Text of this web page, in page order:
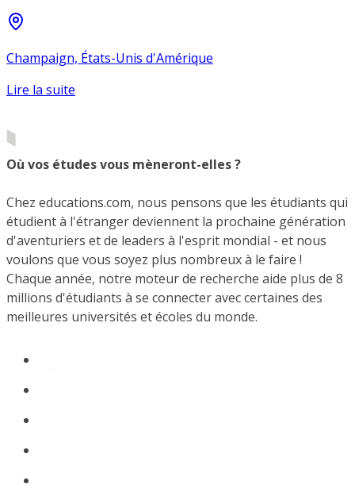
Champaign, États-Unis d'Amérique
Lire la suite
Où vos études vous mèneront-elles ?
Chez educations.com, nous pensons que les étudiants qui
étudient à l'étranger deviennent la prochaine génération
d'aventuriers et de leaders à l'esprit mondial - et nous
voulons que vous soyez plus nombreux à le faire !
Chaque année, notre moteur de recherche aide plus de 8
millions d'étudiants à se connecter avec certaines des
meilleures universités et écoles du monde.